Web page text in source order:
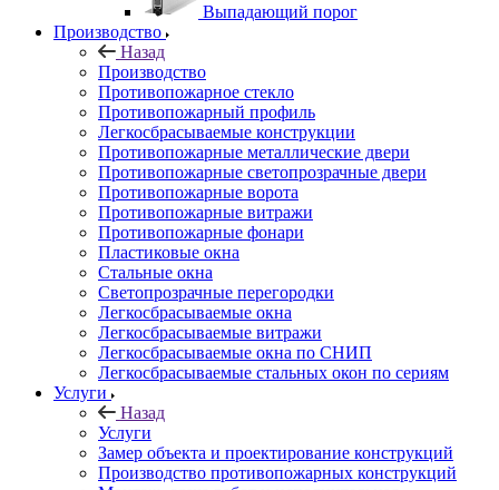
Выпадающий порог
Производство
Назад
Производство
Противопожарное стекло
Противопожарный профиль
Легкосбрасываемые конструкции
Противопожарные металлические двери
Противопожарные светопрозрачные двери
Противопожарные ворота
Противопожарные витражи
Противопожарные фонари
Пластиковые окна
Стальные окна
Светопрозрачные перегородки
Легкосбрасываемые окна
Легкосбрасываемые витражи
Легкосбрасываемые окна по СНИП
Легкосбрасываемые стальных окон по сериям
Услуги
Назад
Услуги
Замер объекта и проектирование конструкций
Производство противопожарных конструкций